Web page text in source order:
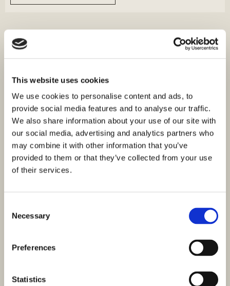
This website uses cookies
We use cookies to personalise content and ads, to
provide social media features and to analyse our traffic.
We also share information about your use of our site with
our social media, advertising and analytics partners who
may combine it with other information that you’ve
provided to them or that they’ve collected from your use
of their services.
Selection
Necessary
Preferences
Statistics